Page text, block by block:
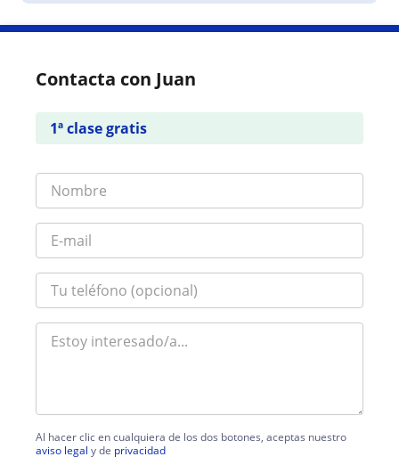
Contacta con Juan
1ª clase gratis
Al hacer clic en cualquiera de los dos botones, aceptas nuestro
aviso legal y de privacidad